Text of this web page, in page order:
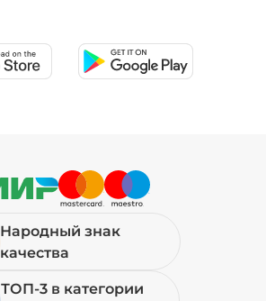
Народный знак
качества
ТОП-3 в категории